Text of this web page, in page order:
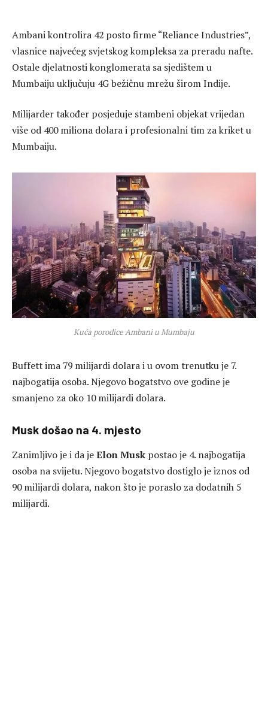
Ambani kontrolira 42 posto firme “Reliance Industries”,
vlasnice najvećeg svjetskog kompleksa za preradu nafte.
Ostale djelatnosti konglomerata sa sjedištem u
Mumbaiju uključuju 4G bežičnu mrežu širom Indije.
Milijarder također posjeduje stambeni objekat vrijedan
više od 400 miliona dolara i profesionalni tim za kriket u
Mumbaiju.
Kuća porodice Ambani u Mumbaju
Buffett ima 79 milijardi dolara i u ovom trenutku je 7.
najbogatija osoba. Njegovo bogatstvo ove godine je
smanjeno za oko 10 milijardi dolara.
Musk došao na 4. mjesto
Zanimljivo je i da jeElon Musk postao je 4. najbogatija
osoba na svijetu. Njegovo bogatstvo dostiglo je iznos od
90 milijardi dolara, nakon što je poraslo za dodatnih 5
milijardi.